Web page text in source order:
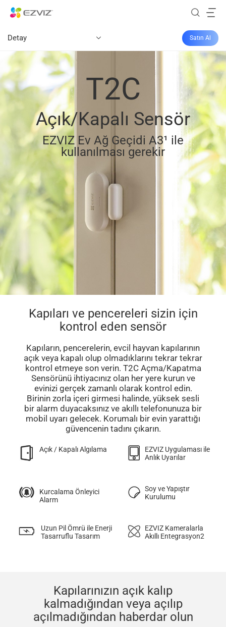
Detay Satın Al
T2C
Açık/Kapalı Sensör
EZVIZ Ev Ağ Geçidi A3¹ ile
kullanılması gerekir
Kapıları ve pencereleri sizin için
kontrol eden sensör
Kapıların, pencerelerin, evcil hayvan kapılarının
açık veya kapalı olup olmadıklarını tekrar tekrar
kontrol etmeye son verin. T2C Açma/Kapatma
Sensörünü ihtiyacınız olan her yere kurun ve
evinizi gerçek zamanlı olarak kontrol edin.
Birinin zorla içeri girmesi halinde, yüksek sesli
bir alarm duyacaksınız ve akıllı telefonunuza bir
mobil uyarı gelecek. Korumalı bir evin yarattığı
güvencenin tadını çıkarın.
EZVIZ Uygulaması ile
Anlık Uyarılar
Kurcalama Önleyici
Alarm
Açık / Kapalı Algılama
Soy ve Yapıştır
Kurulumu
Uzun Pil Ömrü ile Enerji
Tasarruflu Tasarım
EZVIZ Kameralarla
Akıllı Entegrasyon2
Kapılarınızın açık kalıp
kalmadığından veya açılıp
açılmadığından haberdar olun